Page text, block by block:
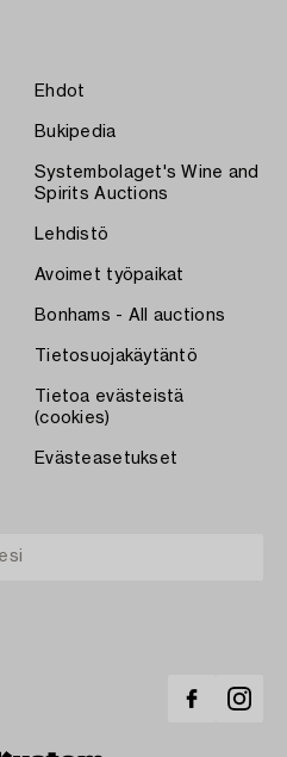
Ehdot
Bukipedia
Systembolaget's Wine and
Spirits Auctions
Lehdistö
Avoimet työpaikat
Bonhams - All auctions
Tietosuojakäytäntö
Tietoa evästeistä
(cookies)
Evästeasetukset